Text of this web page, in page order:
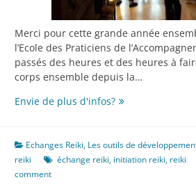
Merci pour cette grande année
l’Ecole des Praticiens de
passés des heures et des heures à
corps ensemble depuis la…
Envie de plus d'infos?2017,
année
REIKI
Echanges Reiki, Les outils de
reiki
échange reiki, initiation reiki, reiki
comment